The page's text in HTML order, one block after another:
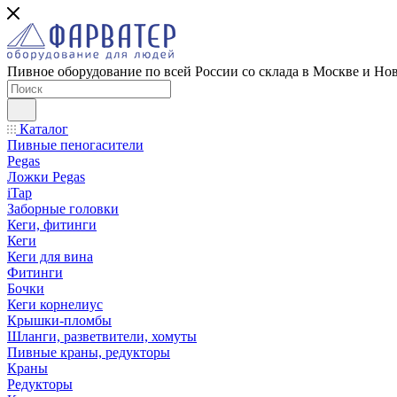
Пивное оборудование по всей России со склада в Москве и
Каталог
Пивные пеногасители
Pegas
Ложки Pegas
iTap
Заборные головки
Кеги, фитинги
Кеги
Кеги для вина
Фитинги
Бочки
Кеги корнелиус
Крышки-пломбы
Шланги, разветвители, хомуты
Пивные краны, редукторы
Краны
Редукторы